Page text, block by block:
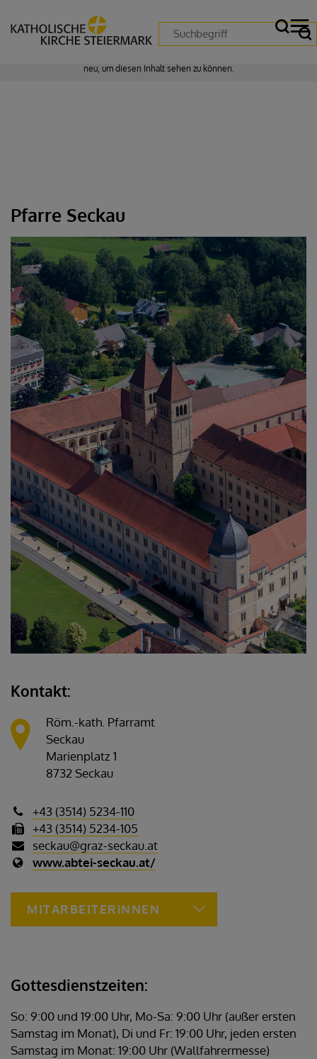
Zustimmung erforderlich!
neu, um diesen Inhalt sehen zu können.
Pfarre Seckau
Kontakt:
Röm.-kath. Pfarramt
Seckau
Marienplatz 1
8732 Seckau
+43 (3514) 5234-110
+43 (3514) 5234-105
seckau@graz-seckau.at
www.abtei-seckau.at/
MITARBEITERiNNEN
Gottesdienstzeiten:
So: 9:00 und 19:00 Uhr, Mo-Sa: 9:00 Uhr (außer ersten
Samstag im Monat), Di und Fr: 19:00 Uhr, jeden ersten
Samstag im Monat: 19:00 Uhr (Wallfahrermesse)